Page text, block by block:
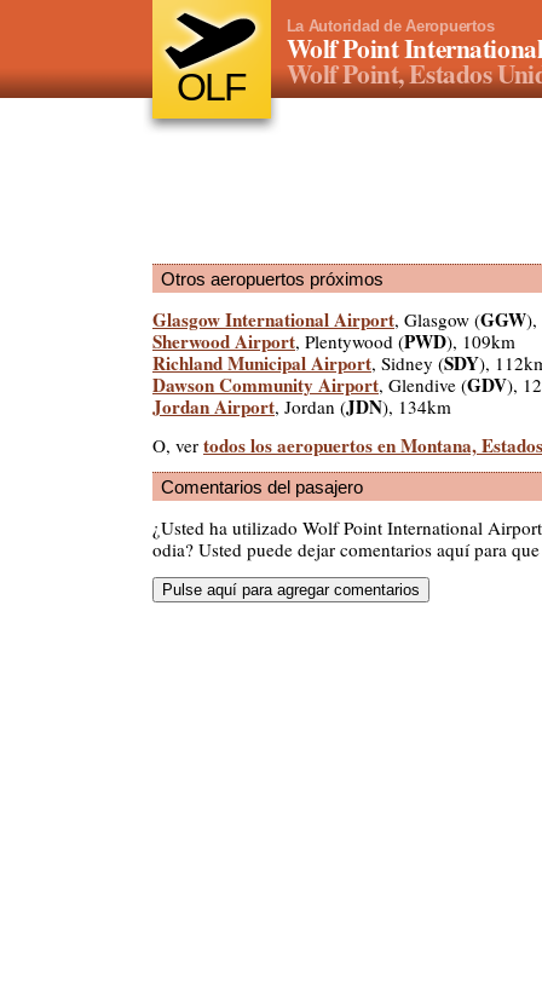
OLF
La Autoridad de Aeropuertos
Wolf Point
Wolf Point, Estados
Otros aeropuertos próximos
Glasgow International Airport, Glasgow (GGW),
Sherwood Airport, Plentywood (PWD), 109km
Richland Municipal Airport, Sidney (SDY),
Dawson Community Airport, Glendive (GDV),
Jordan Airport, Jordan (JDN), 134km
O, ver todos los aeropuertos en Montana,
Comentarios del pasajero
¿Usted ha utilizado Wolf Point International
odia? Usted puede dejar comentarios aquí para